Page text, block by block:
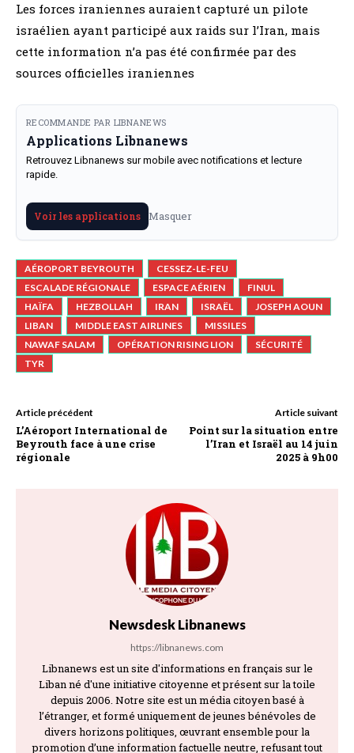
Les forces iraniennes auraient capturé un pilote
israélien ayant participé aux raids sur l’Iran, mais
cette information n’a pas été confirmée par des
sources officielles iraniennes
RECOMMANDE PAR LIBNANEWS
Applications Libnanews
Retrouvez Libnanews sur mobile avec notifications et lecture
rapide.
Voir les applications Masquer
AÉROPORT BEYROUTH
CESSEZ-LE-FEU
ESCALADE RÉGIONALE
ESPACE AÉRIEN
FINUL
HAÏFA
HEZBOLLAH IRAN ISRAËL
JOSEPH AOUN
LIBAN
MIDDLE EAST AIRLINES
MISSILES
NAWAF SALAM
OPÉRATION RISING LION
SÉCURITÉ
TYR
Article précédent
L’Aéroport International de
Beyrouth face à une crise
régionale
Article suivant
Point sur la situation entre
l’Iran et Israël au 14 juin
2025 à 9h00
Newsdesk Libnanews
https://libnanews.com
Libnanews est un site d'informations en français sur le
Liban né d'une initiative citoyenne et présent sur la toile
depuis 2006. Notre site est un média citoyen basé à
l’étranger, et formé uniquement de jeunes bénévoles de
divers horizons politiques, œuvrant ensemble pour la
promotion d’une information factuelle neutre, refusant tout